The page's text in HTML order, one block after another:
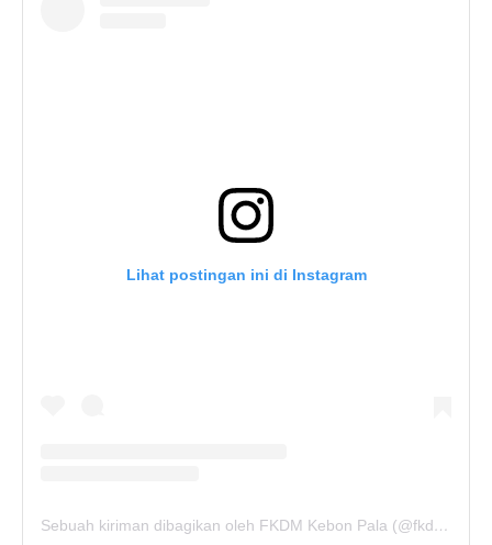
Lihat postingan ini di Instagram
Sebuah kiriman dibagikan oleh FKDM Kebon Pala (@fkdm_kebonpala)